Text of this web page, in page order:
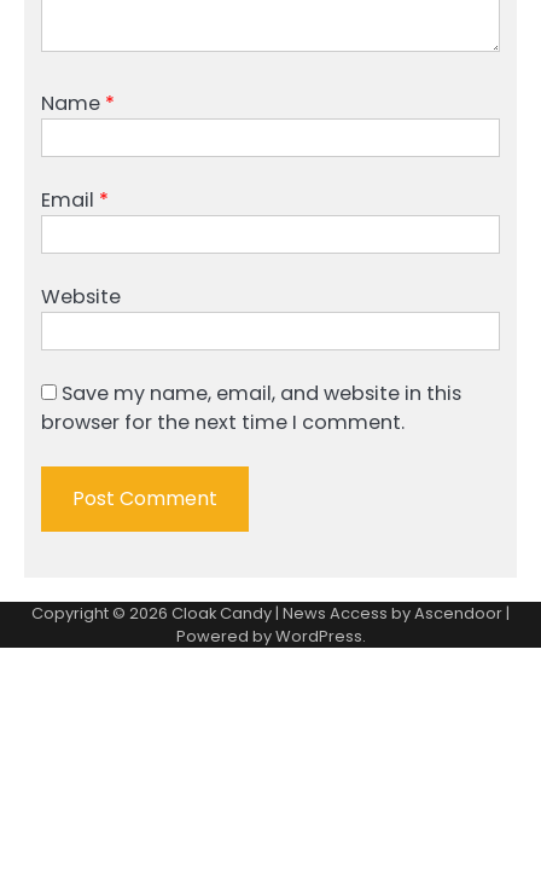
Name *
Email *
Website
Save my name, email, and website in this
browser for the next time I comment.
Copyright © 2026 Cloak Candy | News Access byAscendoor |
Powered byWordPress.